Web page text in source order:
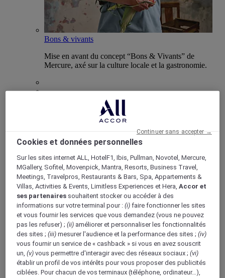
Bons & vivants
Mise en avant du concept “Bons & Vivants” de
Mercure, axé sur la culture locale et la gastronomie.
Retour
Découvrir le programme
Abonnements ALL Accor+
ALL Accor+ Voyager
Cookies et données personnelles
Sur les sites internet ALL, HotelF1, Ibis, Pullman, Novotel, Mercure,
MGallery, Sofitel, Movenpick, Mantra, Resorts, Business Travel,
Meetings, Travelpros, Restaurants & Bars, Spa, Appartements &
Villas, Activities & Events, Limitless Experiences et Hera,Accor et
ses partenaires souhaitent stocker ou accéder à des
informations sur votre terminal pour :(i) faire fonctionner les sites
et vous fournir les services que vous demandez (vous ne pouvez
pas les refuser) ;(ii) améliorer et personnaliser les fonctionnalités
des sites ;(iii) mesurer l'audience et la performance des sites ;(iv)
vous fournir un service de « cashback » si vous en avez souscrit
un,(v) vous permettre d'interagir avec des réseaux sociaux ;(vi)
établir un profil de vos intérêts pour vous proposer des publicités
ciblées. Pour chacun de vos terminaux (téléphone, ordinateur…),
Continuer sans accepter →